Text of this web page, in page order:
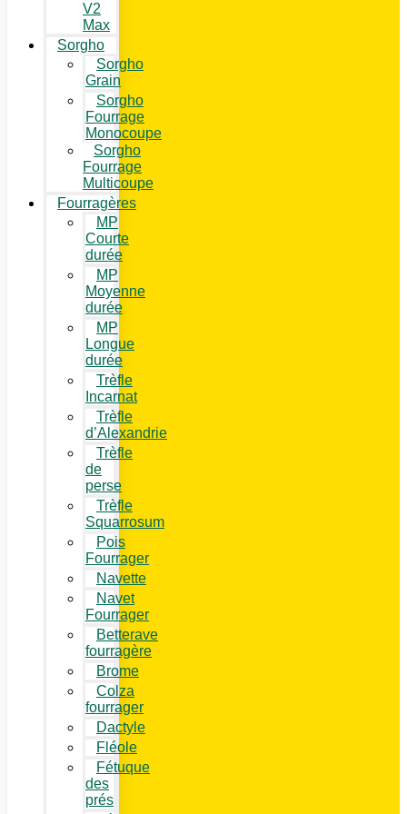
V2
Max
Sorgho
Sorgho
Grain
Sorgho
Fourrage
Monocoupe
Sorgho
Fourrage
Multicoupe
Fourragères
MP
Courte
durée
MP
Moyenne
durée
MP
Longue
durée
Trèfle
Incarnat
Trèfle
d’Alexandrie
Trèfle
de
perse
Trèfle
Squarrosum
Pois
Fourrager
Navette
Navet
Fourrager
Betterave
fourragère
Brome
Colza
fourrager
Dactyle
Fléole
Fétuque
des
prés